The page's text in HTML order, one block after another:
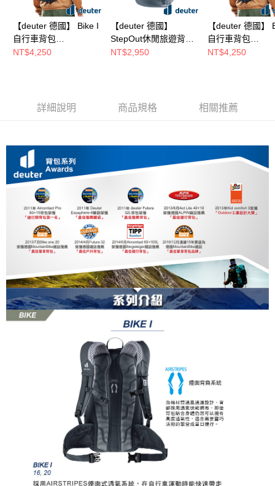
【deuter 德國】 Bike I
自行車背包
20L(3202125黑/休閒
NT$4,250
【deuter 德國】
StepOut休閒旅遊背包
16L(3815123黑/日用/
NT$2,950
【deuter 德國】
自行車背包
20L(3202125霧
NT$4,250
詳細說明 商品規格 相關推薦